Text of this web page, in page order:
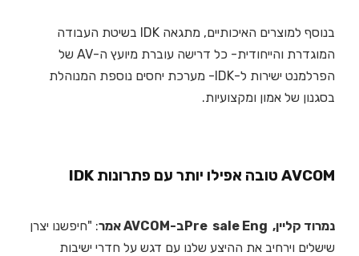
בנוסף למוצרים האיכותיים, מתגאה IDK בשיטת העבודה
המוגדרת והייחודית- כל דרישה עוברת מיועץ ה-AV של
הפרלמנט ישירות ל-IDK- מערכת יחסים נוספת המנוהלת
בסגנון של אמון ומקצועיות.
AVCOM טובה אפילו יותר עם פתרונות IDK
נמרוד קליין, Pre sale Engב-AVCOM אמר
: "חיפשנו יצרן
שישלים וירחיב את ההיצע שלנו עם דגש על חדרי ישיבות